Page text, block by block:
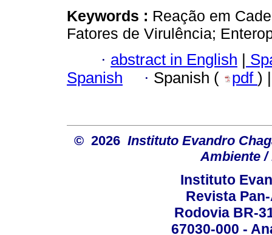
Keywords : Reação em
Fatores de Virulência;
· abstract in English |
Spanish
· Spanish ( pdf )
© 2026 Instituto Evandro
Ambiente /
Instituto
Revista
Rodovia BR-
67030-000 -